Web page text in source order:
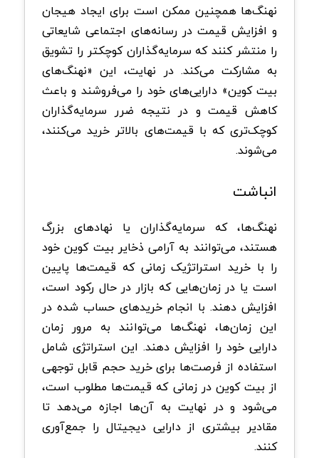
نهنگ‌ها همچنین ممکن است برای ایجاد هیجان
و افزایش قیمت در رسانه‌های اجتماعی شایعاتی
را منتشر کنند که سرمایه‌گذاران کوچکتر را تشویق
به مشارکت می‌کند. در نهایت، این «نهنگ‌های
بیت کوین» دارایی‌های خود را می‌فروشند و باعث
کاهش قیمت و در نتیجه ضرر سرمایه‌گذاران
کوچک‌تری که با قیمت‌های بالاتر خرید می‌کنند،
می‌شوند.
انباشت
نهنگ‌ها، که سرمایه‌گذاران یا نهادهای بزرگ
هستند، می‌توانند به آرامی ذخایر بیت کوین خود
را با خرید استراتژیک زمانی که قیمت‌ها پایین
است یا در زمان‌هایی که بازار در حال رکود است،
افزایش دهند. با انجام خریدهای حساب شده در
این زمان‌ها، نهنگ‌ها می‌توانند به مرور زمان
دارایی خود را افزایش دهند. این استراتژی شامل
استفاده از فرصت‌ها برای خرید حجم قابل توجهی
از بیت کوین در زمانی که قیمت‌ها مطلوب است،
می‌شود و در نهایت به آن‌ها اجازه می‌دهد تا
مقادیر بیشتری از دارایی دیجیتال را جمع‌آوری
کنند.